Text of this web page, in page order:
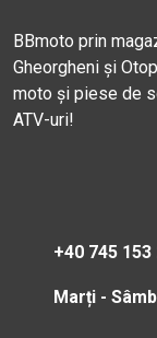
BBmoto prin
Gheorgheni și
moto și piese de
ATV-uri!
+40 745 153
Marți -